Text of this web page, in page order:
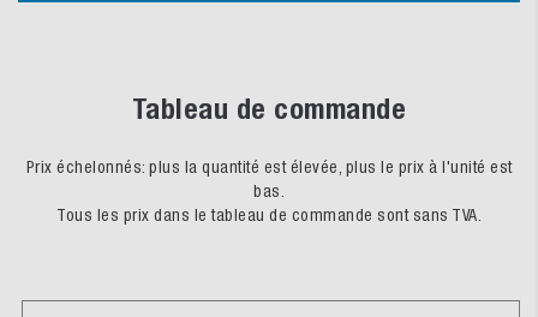
Tableau de commande
Prix échelonnés: plus la quantité est élevée, plus le prix à l'unité est
bas.
Tous les prix dans le tableau de commande sont sans TVA.